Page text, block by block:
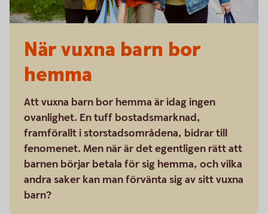
När vuxna barn bor
hemma
Att vuxna barn bor hemma är idag ingen
ovanlighet. En tuff bostadsmarknad,
framförallt i storstadsområdena, bidrar till
fenomenet. Men när är det egentligen rätt att
barnen börjar betala för sig hemma, och vilka
andra saker kan man förvänta sig av sitt vuxna
barn?